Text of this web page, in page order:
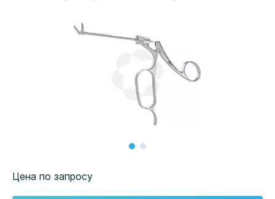
Цена по запросу